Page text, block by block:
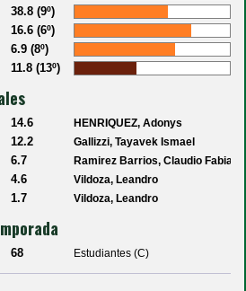
38.8 (9º)
16.6 (6º)
6.9 (8º)
11.8 (13º)
14.6
HENRIQUEZ, Adonys
12.2
Gallizzi, Tayavek Ismael
6.7
Ramirez Barrios, Claudio Fabian
4.6
Vildoza, Leandro
1.7 Vildoza, Leandro
68 Estudiantes (C)